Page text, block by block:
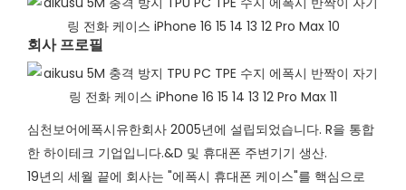
회사 프로필​
심천보어에폭시유한회사 2005년에 설립되었습니다. R을 통합
한 하이테크 기업입니다.&D 및 휴대폰 주변기기 생산.
19년의 세월 끝에 회사는 "에폭시 휴대폰 케이스"를 핵심으로